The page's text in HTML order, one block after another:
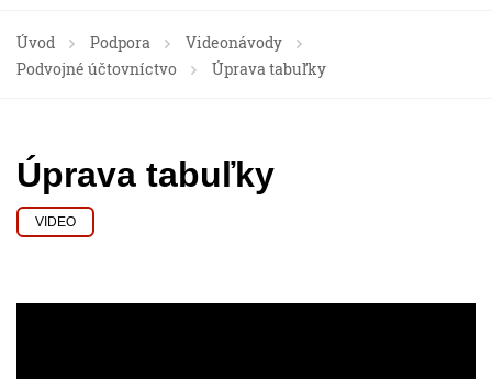
Úvod Podpora
Videonávody
Podvojné účtovníctvo
Úprava tabuľky
Úprava tabuľky
VIDEO